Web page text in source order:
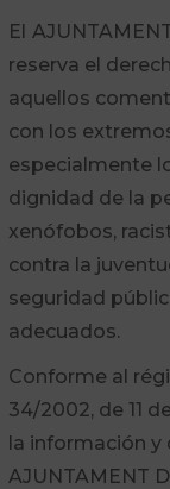
El
reserva el
aquellos
con los
especialmente
dignidad de la
xenófobos,
contra la
seguridad
adecuados.
Conforme al
34/2002, de 11
la información y
AJUNTAMENT